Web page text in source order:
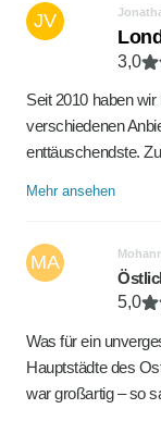
JV
3,0
Seit 2010 haben
verschiedenen
enttäuschendste.
Mehr ansehen
MA
5,0
Was für ein
Hauptstädte des
war großartig – so